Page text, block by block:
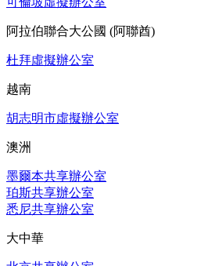
阿拉伯聯合大公國 (阿聯酋)
杜拜虛擬辦公室
越南
胡志明市虛擬辦公室
澳洲
墨爾本共享辦公室
珀斯共享辦公室
悉尼共享辦公室
大中華